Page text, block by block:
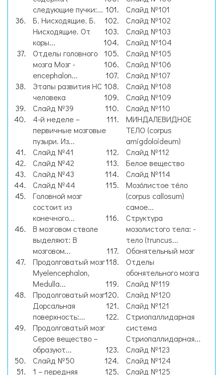
следующие пучки:...
Б. Нисходящие. Б.
Нисходящие. От
коры...
Отделы головного
мозга Мозг -
encephalon...
Этапы развития НС
человека
Слайд №39
4-й неделе –
первичные мозговые
пузыри. Из...
Слайд №41
Слайд №42
Слайд №43
Слайд №44
Головной мозг
состоит из
конечного...
В мозговом стволе
выделяют: В
мозговом...
Продолговатый мозг
Myelencephalon,
Medulla...
Продолговатый мозг
Дорсальная
поверхность:...
Продолговатый мозг
Серое вещество –
образуют...
Слайд №50
1 – передняя
Слайд №101
Слайд №102
Слайд №103
Слайд №104
Слайд №105
Слайд №106
Слайд №107
Слайд №108
Слайд №109
Слайд №110
МИНДАЛЕВИДНОЕ
ТЕЛО (corpus
amigdoloideum)
Слайд №112
Белое вещество
Слайд №114
Мозо́листое те́ло
(corpus callosum)
самое...
Структура
мозолистого тела: -
тело (truncus...
Обонятельный мозг
Отделы
обонятельного мозга
Слайд №119
Слайд №120
Слайд №121
Стриопаллидарная
система
Стриопаллидарная...
Слайд №123
Слайд №124
Слайд №125